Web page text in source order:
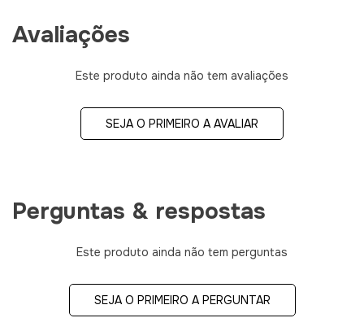
Avaliações
Este produto ainda não tem avaliações
SEJA O PRIMEIRO A AVALIAR
Perguntas & respostas
Este produto ainda não tem perguntas
SEJA O PRIMEIRO A PERGUNTAR